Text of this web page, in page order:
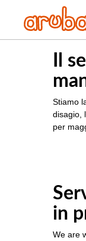
Il
Stiamo
disagio,
per
in
We are